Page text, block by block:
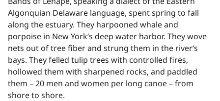
Algonquian Delaware language, spent spring to fall
along the estuary. They harpooned whale and
porpoise in New York‘s deep water harbor. They wove
nets out of tree fiber and strung them in the river‘s
bays. They felled tulip trees with controlled fires,
hollowed them with sharpened rocks, and paddled
them – 20 men and women per long canoe – from
shore to shore.​​​​‌ ‍ ​‍​‍‌‍ ‌ ​‍‌‍‍‌‌‍‌ ‌‍‍‌‌‍ ‍​‍​‍​ ‍‍​‍​‍‌ ​ ‌‍​‌‌‍ ‍‌‍‍‌‌ ‌​‌ ‍‌​‍ ‍‌‍‍‌‌‍ ​‍​‍​‍ ​​‍​‍‌‍‍​‌ ​‍‌‍‌‌‌‍‌‍​‍​‍​ ‍‍​‍​‍‌‍‍​‌ ‌​‌ ‌​‌ ​​‌ ​ ​ ‍‍​‍ ​‍ ‌‍​ ‌‍ ‌‌ ​ ​‍ ‍‌‍ ‌‌‍​‌‌‍‍‌‌‍ ‍​‍ ‍​ ​‍​ ​​​ ​‍​ ‌​‌ ​‍‌‍‌‌‌‍‌​‌‍‌‌‌ ​ ‌‍‍‌‌‍‌ ‌‍ ‍​‍ ‍‌ ​‍‌‍‍‌‌ ‌‍‌‍‌‌‌ ​‍‌‍‍ ‌‍‌‌‌‍‌‌‌ ​​‌‍‌‌‌ ​‍​‍ ‍‌‍ ‌ ​‍‌‍‌ ​‍ ‌‍‍‌‌‍ ‍‌ ‌​‌‍‌‌‌‍ ‍‌ ‌​​‍ ‌‍‌‌‌‍‌​‌‍‍‌‌ ‌​​‍ ‌‍ ‌‌‍ ‌‍‌​‌‍‌‌​ ‌‌ ​​‌ ​‍‌‍‌‌‌ ​ ‌‍‌‌‌‍ ‍‌ ‌​‌‍​‌‌ ‌​‌‍‍‌‌‍ ‌‍ ‍​ ‍ ‌‍‍‌‌‍‌​​ ‌‌‍‍​‌‍‍‌‌ ​ ‌ ‌​‌‍ ‌ ​‍‌ ‍‌‌​ ‌‍‌‍‌‌‌​‌‍‍​‌‍‌‌‌​‍​‌ ‌‌‌‍‌​‌ ​ ‌‍ ‌‍ ‍‌‌​‍‌‍‍‌‌ ‌‍‌‍‌‌‌ ​‍​ ‍ ‌ ‌​‌ ‍‌‌ ​​‌‍‌‌​ ‌‌‍‍​‌ ‌‌‌‍‌​‌ ​ ‌‍ ‌‍ ‍‌‌ ‌ ​​‌‍​‌‌‍‌ ‌‍‌‌​ ‍ ‌ ​​‌‍​‌‌ ‌​‌‍‍​​ ‌‌‍​ ‌‍ ‌‍ ‍‌ ‌​‌‍‌‌‌‍ ‍‌ ‌​​‍‌‌​ ‌‌‌​​‍‌‌ ‌‍‍ ‌‍‌‌‌ ‍‌​‍‌‌​ ​ ‌​‌​​‍‌‌​ ​ ‌​‌​​‍‌‌​ ​‍​ ​‍‌‍​ ​ ​​​ ‍‌​ ​ ​ ​​​ ​​​ ‌​‌‍​‌​ ​ ​ ​‍‌‍​ ‌‍‌‌​‍‌‌​ ​‍​ ​‍​‍‌‌​ ‌‌‌​‌​​‍ ‍‌‍​ ‌‍‍​‌‍‍‌‌‍ ​‌‍‌​‌ ​‍‌‍‌‌‌‍ ‍​‍‌‌​ ‌‌‌​​‍‌‌ ‌‍‍ ‌‍‌‌‌ ‍‌​‍‌‌​ ​ ‌​‌​​‍‌‌​ ​ ‌​‌​​‍‌‌​ ​‍​ ​‍​ ​‌‌‍‌‌​ ​‍‌‍‌​​ ‍​‌‍​‍​ ‍‌‌‍​‍​ ‌​​ ‌‍‌‍‌‍​ ​‍​ ​​​‍‌‌​ ​‍​ ​‍​‍‌‌​ ‌‌‌​‌​​‍ ‍‌ ‌​‌‍‌‌‌ ‍​‌ ‌​​ ‌‍​‍‌‍​‌‌ ​ ‌‍‌‌‌‌‌‌‌ ​‍‌‍ ​​ ‌‌‍‍​‌ ‌​‌ ‌​‌ ​​‌ ​ ​‍‌‌​ ​ ‌​​‌​‍‌‌​ ​‍‌​‌‍​‍‌‌​ ​‍‌​‌‍‌‍​ ‌‍ ‌‌ ​ ​‍ ‍‌‍ ‌‌‍​‌‌‍‍‌‌‍ ‍​‍ ‍​ ​‍​ ​​​ ​‍​ ‌​‌ ​‍‌‍‌‌‌‍‌​‌‍‌‌‌ ​ ‌‍‍‌‌‍‌ ‌‍ ‍​‍ ‍‌ ​‍‌‍‍‌‌ ‌‍‌‍‌‌‌ ​‍‌‍‍ ‌‍‌‌‌‍‌‌‌ ​​‌‍‌‌‌ ​‍​‍ ‍‌‍ ‌ ​‍‌‍‌ ​‍‌‍‌‍‍‌‌‍‌​​ ‌‌‍‍​‌‍‍‌‌ ​ ‌ ‌​‌‍ ‌ ​‍‌ ‍‌‌​ ‌‍‌‍‌‌‌​‌‍‍​‌‍‌‌‌​‍​‌ ‌‌‌‍‌​‌ ​ ‌‍ ‌‍ ‍‌‌​‍‌‍‍‌‌ ‌‍‌‍‌‌‌ ​‍​‍‌‍‌ ‌​‌ ‍‌‌ ​​‌‍‌‌​ ‌‌‍‍​‌ ‌‌‌‍‌​‌ ​ ‌‍ ‌‍ ‍‌‌ ‌ ​​‌‍​‌‌‍‌ ‌‍‌‌​‍‌‍‌ ​​‌‍​‌‌ ‌​‌‍‍​​ ‌‌‍​ ‌‍ ‌‍ ‍‌ ‌​‌‍‌‌‌‍ ‍‌ ‌​​‍‌‌​ ‌‌‌​​‍‌‌ ‌‍‍ ‌‍‌‌‌ ‍‌​‍‌‌​ ​ ‌​‌​​‍‌‌​ ​ ‌​‌​​‍‌‌​ ​‍​ ​‍‌‍​ ​ ​​​ ‍‌​ ​ ​ ​​​ ​​​ ‌​‌‍​‌​ ​ ​ ​‍‌‍​ ‌‍‌‌​‍‌‌​ ​‍​ ​‍​‍‌‌​ ‌‌‌​‌​​‍ ‍‌‍​ ‌‍‍​‌‍‍‌‌‍ ​‌‍‌​‌ ​‍‌‍‌‌‌‍ ‍​‍‌‌​ ‌‌‌​​‍‌‌ ‌‍‍ ‌‍‌‌‌ ‍‌​‍‌‌​ ​ ‌​‌​​‍‌‌​ ​ ‌​‌​​‍‌‌​ ​‍​ ​‍​ ​‌‌‍‌‌​ ​‍‌‍‌​​ ‍​‌‍​‍​ ‍‌‌‍​‍​ ‌​​ ‌‍‌‍‌‍​ ​‍​ ​​​‍‌‌​ ​‍​ ​‍​‍‌‌​ ‌‌‌​‌​​‍ ‍‌ ‌​‌‍‌‌‌ ‍​‌ ‌​​‍‌‍‌ ​​‌‍‌‌‌ ​‍‌ ​ ‌ ​​‌‍‌‌‌‍​ ‌ ‌​‌‍‍‌‌ ‌‍‌‍‌‌​ ‌‌ ​​‌ ‌‌‌‍​‍‌‍ ​‌‍‍‌‌ ​ ‌‍‍​‌‍‌‌‌‍‌​​‍​‍‌ ‌